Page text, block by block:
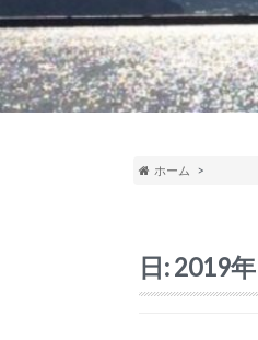
ホーム
日:2019